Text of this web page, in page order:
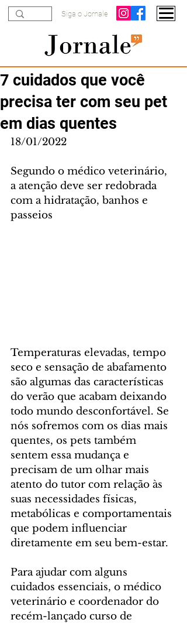
Siga o Jornale
7 cuidados que você
precisa ter com seu pet
em dias quentes
18/01/2022
Segundo o médico veterinário,
a atenção deve ser redobrada
com a hidratação, banhos e
passeios
Temperaturas elevadas, tempo
seco e sensação de abafamento
são algumas das características
do verão que acabam deixando
todo mundo desconfortável. Se
nós sofremos com os dias mais
quentes, os pets também
sentem essa mudança e
precisam de um olhar mais
atento do tutor com relação às
suas necessidades físicas,
metabólicas e comportamentais
que podem influenciar
diretamente em seu bem-estar.
Para ajudar com alguns
cuidados essenciais, o médico
veterinário e coordenador do
recém-lançado curso de